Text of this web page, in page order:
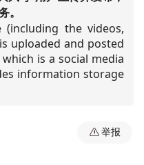
。
(including the videos,
uploaded and posted
is a social media
information storage
举报